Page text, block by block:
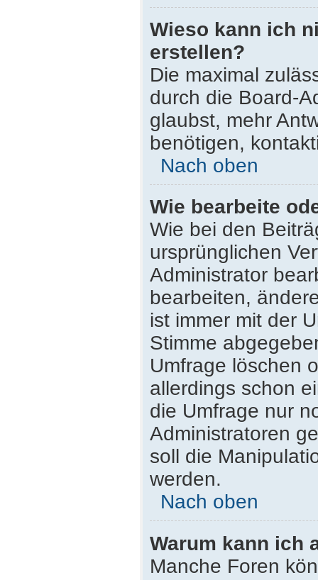
Wieso kann ich
erstellen?
Die maximal
durch die Board-
glaubst, mehr
benötigen,
Nach oben
Wie bearbeite
Wie bei den
ursprünglichen
Administrator
bearbeiten,
ist immer mit der
Stimme
Umfrage löschen
allerdings schon
die Umfrage nur
Administratoren
soll die
werden.
Nach oben
Warum kann ich
Manche Foren